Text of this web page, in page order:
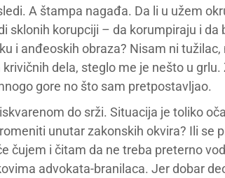
A štampa nagađa. Da li u užem
sklonih korupciji – da korumpiraju i
i anđeoskih obraza? Nisam ni
dela, steglo me je nešto u
gore no što sam pretpostavljao.
do srži. Situacija je toliko
unutar zakonskih okvira? Ili se
čujem i čitam da ne treba preterno
advokata-branilaca. Jer dobar